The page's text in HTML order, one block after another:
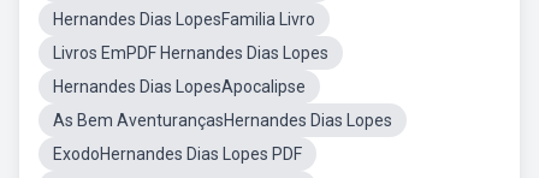
Hernandes Dias LopesFamilia Livro
Livros EmPDF Hernandes Dias Lopes
Hernandes Dias LopesApocalipse
As Bem AventurançasHernandes Dias Lopes
ExodoHernandes Dias Lopes PDF